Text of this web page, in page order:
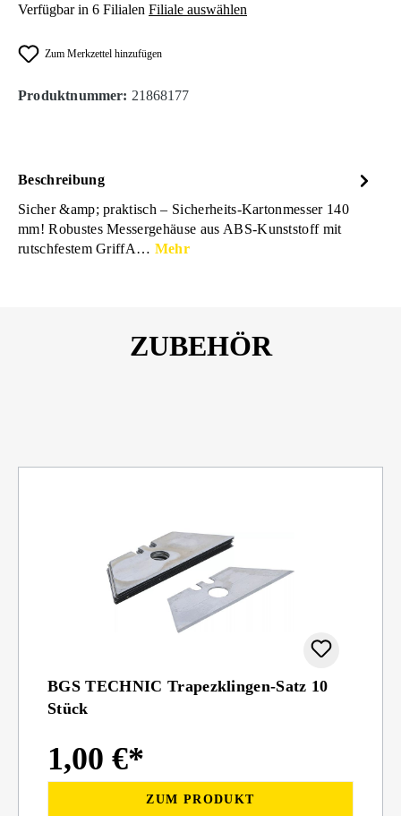
Verfügbar in 6 Filialen Filiale auswählen
Zum Merkzettel hinzufügen
Produktnummer: 21868177
Beschreibung
Sicher &amp; praktisch – Sicherheits-Kartonmesser 140
mm! Robustes Messergehäuse aus ABS-Kunststoff mit
rutschfestem GriffA… Mehr
ZUBEHÖR
BGS TECHNIC Trapezklingen-Satz 10
Stück
1,00 €*
ZUM PRODUKT